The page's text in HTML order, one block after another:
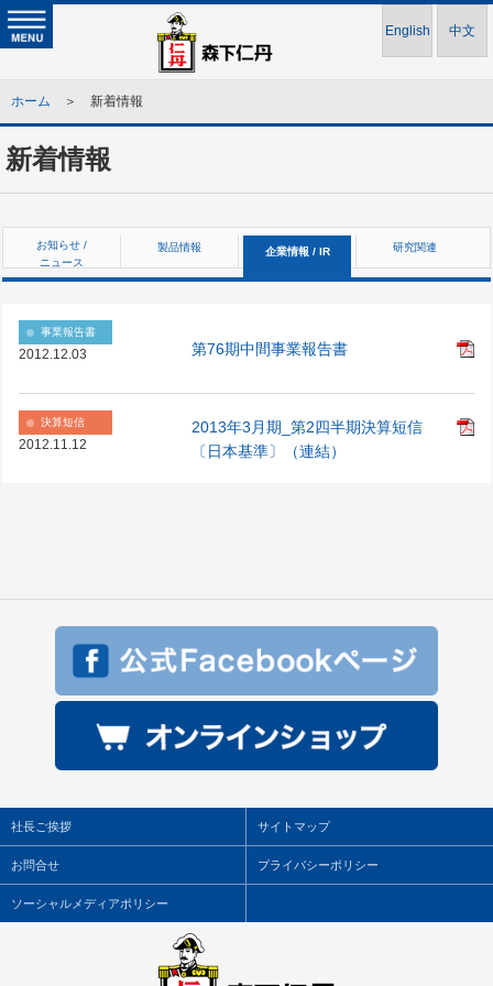
English 中文
ホーム ＞ 新着情報
新着情報
お知らせ /
ニュース
製品情報 企業情報 / IR 研究関連
事業報告書
2012.12.03 第76期中間事業報告書
決算短信
2012.11.12
2013年3月期_第2四半期決算短信
〔日本基準〕（連結）
社長ご挨拶 サイトマップ
お問合せ プライバシーポリシー
ソーシャルメディアポリシー